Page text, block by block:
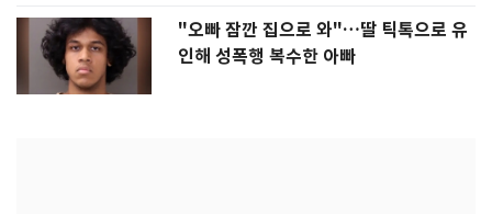
"오빠 잠깐 집으로 와"…딸 틱톡으로 유
인해 성폭행 복수한 아빠